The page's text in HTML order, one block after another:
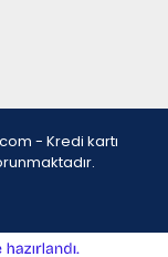
- Kredi kartı